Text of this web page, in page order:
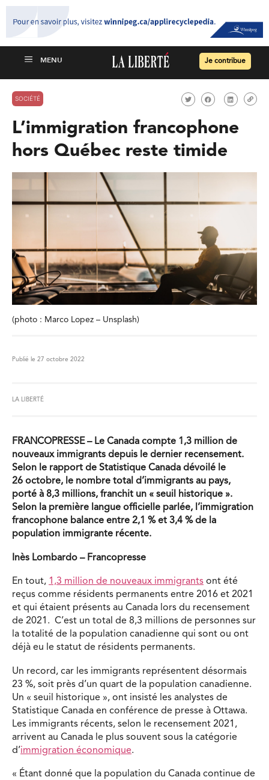
Je contribue
SOCIÉTÉ
L’immigration francophone
hors Québec reste timide
(photo : Marco Lopez – Unsplash)
Publié le 27 octobre 2022
LA LIBERTÉ
FRANCOPRESSE – Le Canada compte 1,3 million de
nouveaux immigrants depuis le dernier recensement.
Selon le rapport de Statistique Canada dévoilé le
26 octobre, le nombre total d’immigrants au pays,
porté à 8,3 millions, franchit un « seuil historique ».
Selon la première langue officielle parlée, l’immigration
francophone balance entre 2,1 % et 3,4 % de la
population immigrante récente.
Inès Lombardo – Francopresse
En tout, 1,3 million de nouveaux immigrants ont été
reçus comme résidents permanents entre 2016 et 2021
et qui étaient présents au Canada lors du recensement
de 2021. C’est un total de 8,3 millions de personnes sur
la totalité de la population canadienne qui sont ou ont
déjà eu le statut de résidents permanents.
Un record, car les immigrants représentent désormais
23 %, soit près d’un quart de la population canadienne.
Un « seuil historique », ont insisté les analystes de
Statistique Canada en conférence de presse à Ottawa.
Les immigrants récents, selon le recensement 2021,
arrivent au Canada le plus souvent sous la catégorie
d’immigration économique.
« Étant donné que la population du Canada continue de